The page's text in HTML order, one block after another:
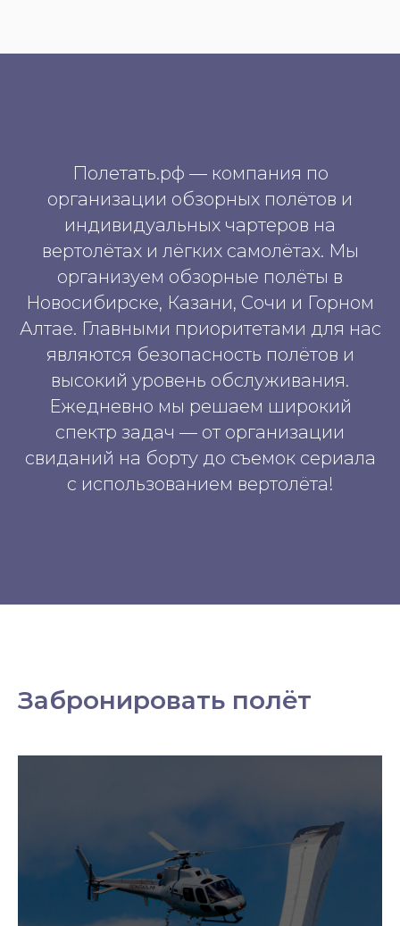
Полетать.рф — компания по
организации обзорных полётов и
индивидуальных чартеров на
вертолётах и лёгких самолётах. Мы
организуем обзорные полёты в
Новосибирске, Казани, Сочи и Горном
Алтае. Главными приоритетами для нас
являются безопасность полётов и
высокий уровень обслуживания.
Ежедневно мы решаем широкий
спектр задач — от организации
свиданий на борту до съемок сериала
с использованием вертолёта!
Забронировать полёт